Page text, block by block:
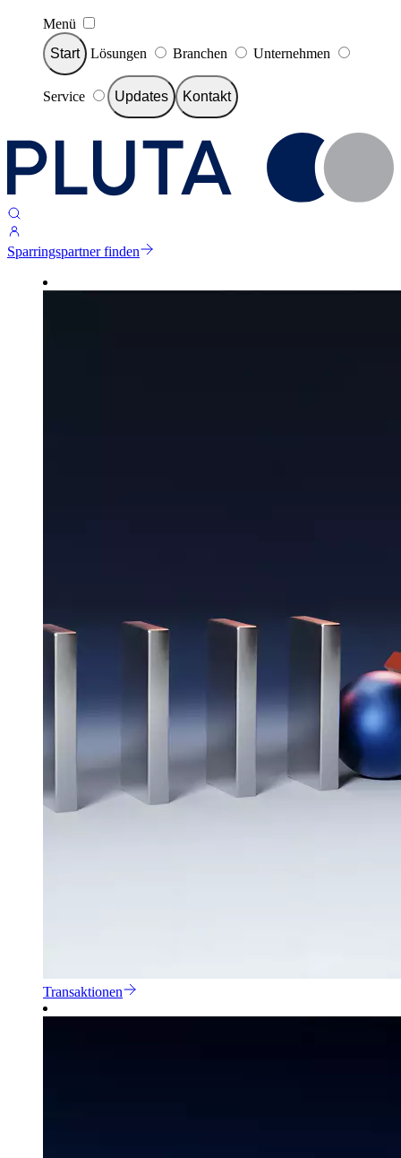
Menü
Start
Lösungen Branchen Unternehmen
Service Updates Kontakt
Sparringspartner finden
Transaktionen